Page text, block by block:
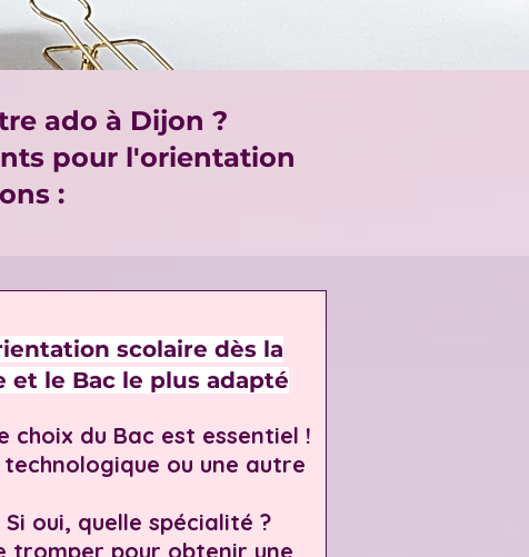
ado à Dijon ?
pour l'orientation
:
scolaire dès la
et le Bac le plus adapté
choix du Bac est essentiel !
ou une autre
oui, quelle spécialité ?
tromper pour obtenir une